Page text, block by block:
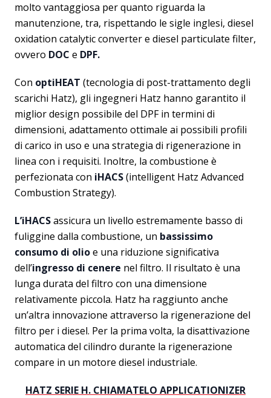
molto vantaggiosa per quanto riguarda la
manutenzione, tra, rispettando le sigle inglesi, diesel
oxidation catalytic converter e diesel particulate filter,
ovvero DOC e DPF.
Con optiHEAT (tecnologia di post-trattamento degli
scarichi Hatz), gli ingegneri Hatz hanno garantito il
miglior design possibile del DPF in termini di
dimensioni, adattamento ottimale ai possibili profili
di carico in uso e una strategia di rigenerazione in
linea con i requisiti. Inoltre, la combustione è
perfezionata con iHACS(intelligent Hatz Advanced
Combustion Strategy).
L’iHACSassicura un livello estremamente basso di
fuliggine dalla combustione, un bassissimo
consumo di olioe una riduzione significativa
dell’ingresso di cenere nel filtro. Il risultato è una
lunga durata del filtro con una dimensione
relativamente piccola. Hatz ha raggiunto anche
un’altra innovazione attraverso la rigenerazione del
filtro per i diesel. Per la prima volta, la disattivazione
automatica del cilindro durante la rigenerazione
compare in un motore diesel industriale.
HATZ SERIE H. CHIAMATELO APPLICATIONIZER